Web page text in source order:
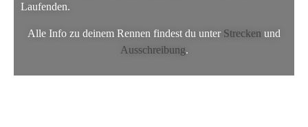
Laufenden.
Alle Info zu deinem Rennen findest du unter Strecken und
Ausschreibung.